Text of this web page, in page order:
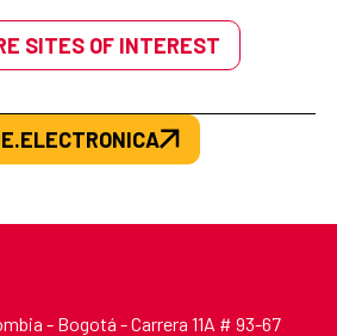
SITES OF INTEREST
- Bogotá - Carrera 11A # 93-67